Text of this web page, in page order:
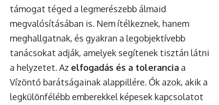
támogat téged a legmerészebb álmaid
megvalósításában is. Nem ítélkeznek, hanem
meghallgatnak, és gyakran a legobjektívebb
tanácsokat adják, amelyek segítenek tisztán látni
a helyzetet. Az elfogadás és a tolerancia a
Vízöntő barátságainak alappillére. Ők azok, akik a
legkülönfélébb emberekkel képesek kapcsolatot